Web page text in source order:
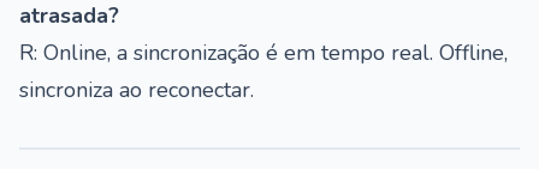
atrasada?
R: Online, a sincronização é em tempo real. Offline,
sincroniza ao reconectar.